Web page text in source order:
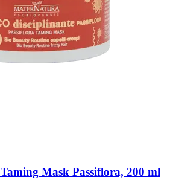
Taming Mask Passiflora, 200 ml